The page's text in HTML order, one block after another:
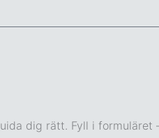
dig rätt. Fyll i formuläret